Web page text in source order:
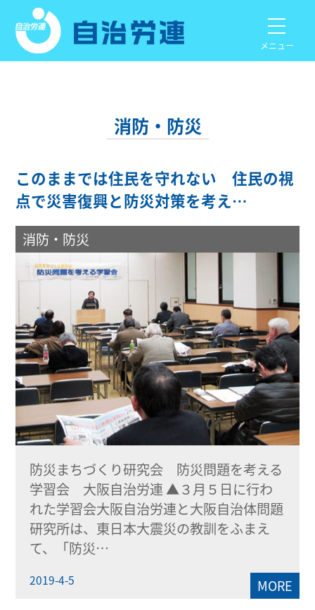
メニュー
消防・防災
このままでは住民を守れない 住民の視
点で災害復興と防災対策を考え…
消防・防災
防災まちづくり研究会 防災問題を考える
学習会 大阪自治労連 ▲３月５日に行わ
れた学習会大阪自治労連と大阪自治体問題
研究所は、東日本大震災の教訓をふまえ
て、「防災…
2019-4-5 MORE